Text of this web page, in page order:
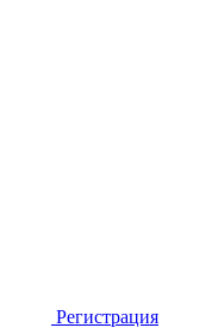
Регистрация